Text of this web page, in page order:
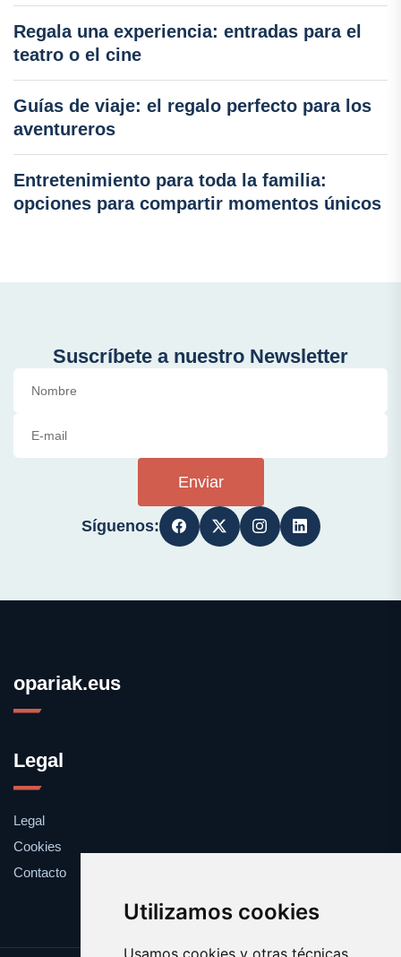
Utilizamos cookies
Usamos cookies y otras técnicas
Regala una experiencia: entradas para el
teatro o el cine
Guías de viaje: el regalo perfecto para los
aventureros
Entretenimiento para toda la familia:
opciones para compartir momentos únicos
Suscríbete a nuestro Newsletter
Enviar
Síguenos:
opariak.eus
Legal
Legal
Cookies
Contacto